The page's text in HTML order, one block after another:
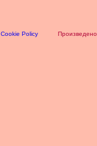
Cookie Policy